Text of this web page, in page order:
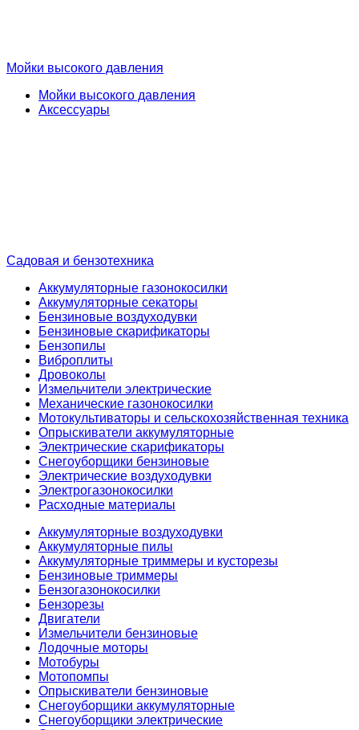
Мойки высокого давления
Мойки высокого давления
Аксессуары
Садовая и бензотехника
Аккумуляторные газонокосилки
Аккумуляторные секаторы
Бензиновые воздуходувки
Бензиновые скарификаторы
Бензопилы
Виброплиты
Дровоколы
Измельчители электрические
Механические газонокосилки
Мотокультиваторы и сельскохозяйственная техника
Опрыскиватели аккумуляторные
Электрические скарификаторы
Снегоуборщики бензиновые
Электрические воздуходувки
Электрогазонокосилки
Расходные материалы
Аккумуляторные воздуходувки
Аккумуляторные пилы
Аккумуляторные триммеры и кусторезы
Бензиновые триммеры
Бензогазонокосилки
Бензорезы
Двигатели
Измельчители бензиновые
Лодочные моторы
Мотобуры
Мотопомпы
Опрыскиватели бензиновые
Снегоуборщики аккумуляторные
Снегоуборщики электрические